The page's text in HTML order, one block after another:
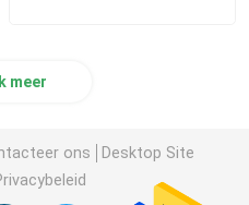
meer
ons
Desktop Site